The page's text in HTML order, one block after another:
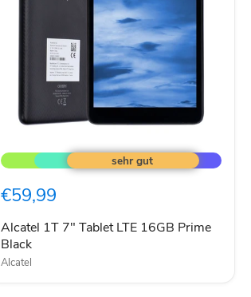
1T
7"
LTE
Prime
Black
€59,99
Alcatel 1T 7" Tablet LTE 16GB Prime
Black
Alcatel